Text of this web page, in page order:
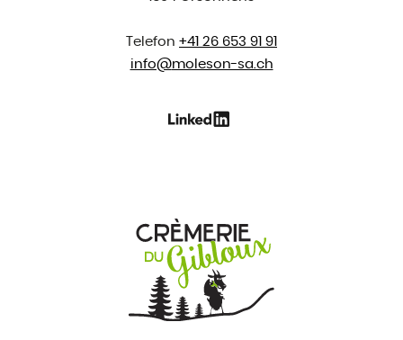
Telefon +41 26 653 91 91
info@moleson-sa.ch